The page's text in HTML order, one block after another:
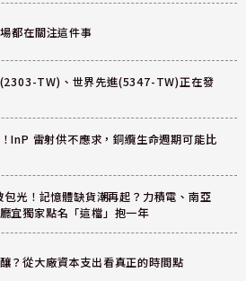
都在關注這件事
TW)、世界先進(5347-TW)正在發
InP 雷射供不應求，銅纜生命週期可能比
光！記憶體缺貨潮再起？力積電、南亞
宜獨家點名「這檔」抱一年
？從大廠資本支出看真正的時間點